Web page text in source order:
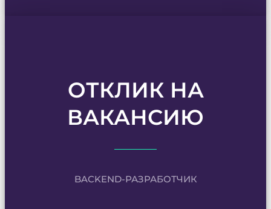
ОТКЛИК НА
ВАКАНСИЮ
BACKEND-РАЗРАБОТЧИК